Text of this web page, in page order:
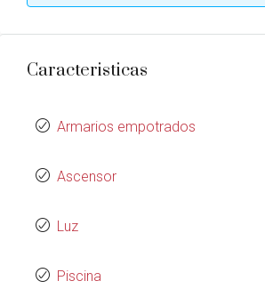
Caracteristicas
Armarios empotrados
Ascensor
Luz
Piscina